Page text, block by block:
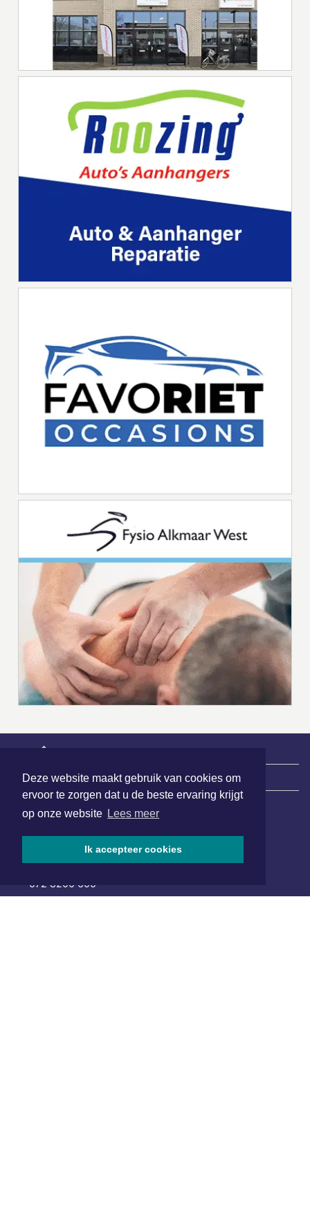
Deze website maakt gebruik van cookies om
ervoor te zorgen dat u de beste ervaring krijgt
op onze website Lees meer
Ik accepteer cookies
| Nieuws | Sport | Evenementen
van Benthuizenlaan 1
1701 BZ Heerhugowaard
072 8200 600